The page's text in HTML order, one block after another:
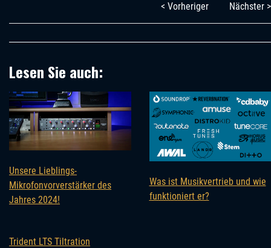
< Vorheriger Nächster >
Lesen Sie auch:
Unsere Lieblings-
Mikrofonvorverstärker des
Jahres 2024!
Was ist Musikvertrieb und wie
funktioniert er?
Trident LTS Tiltration